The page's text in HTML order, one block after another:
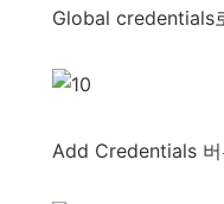
Global credentials
Add Credentials 버